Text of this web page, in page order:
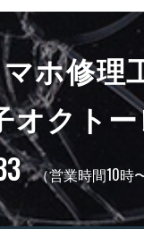
ホ修理
オクトー
（営業時間10時